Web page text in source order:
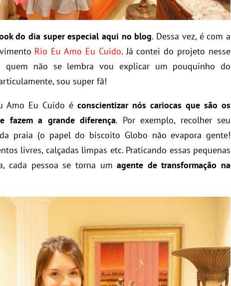
do dia super especial aqui no blog. Dessa vez, é com a
Rio Eu Amo Eu Cuido. Já contei do projeto nesse
quem não se lembra vou explicar um pouquinho do
sou super fã!
Amo Eu Cuido é conscientizar nós cariocas que são os
fazem a grande diferença. Por exemplo, recolher seu
praia (o papel do biscoito Globo não evapora gente!
livres, calçadas limpas etc. Praticando essas pequenas
cada pessoa se torna umagente de transformação na